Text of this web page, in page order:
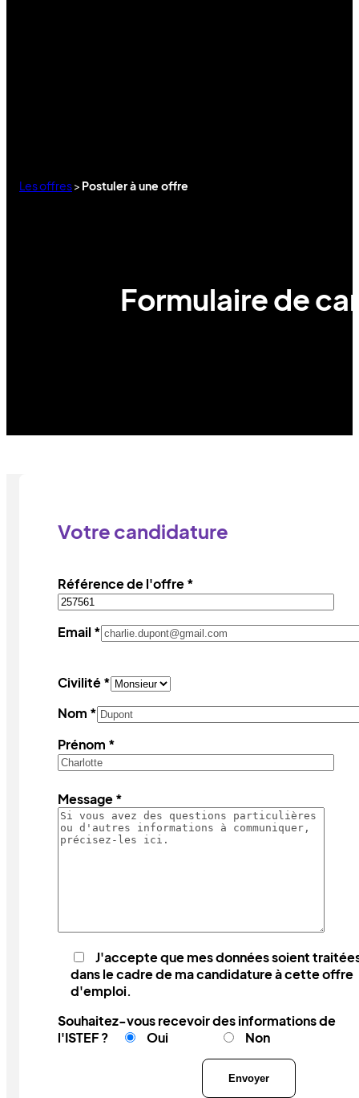
Les offres> Postuler à une offre
Formulaire de
Votre candidature
Référence de l'offre *
Email *
Civilité *
Nom *
Prénom *
Message *
J'accepte que mes données soient
dans le cadre de ma candidature à cette offre
d'emploi.
Souhaitez-vous recevoir des informations de
l'ISTEF ?
Oui Non